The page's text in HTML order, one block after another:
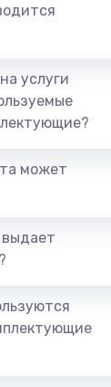
Заказать
1190 руб.
Заказать
термостата
Заказать
3390 руб.
Заказать
услуги
может